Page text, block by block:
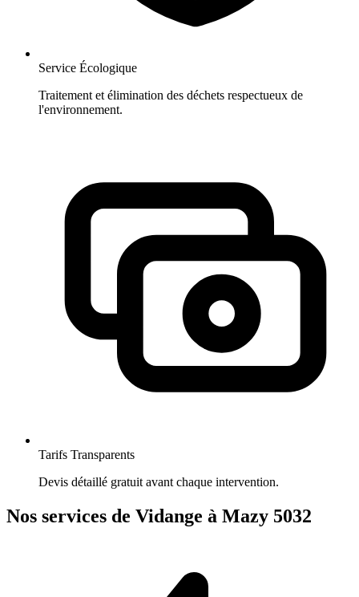
Service Écologique
Traitement et élimination des déchets respectueux de
l'environnement.
Tarifs Transparents
Devis détaillé gratuit avant chaque intervention.
Nos services de Vidange à Mazy 5032